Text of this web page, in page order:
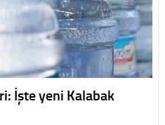
İşte yeni Kalabak